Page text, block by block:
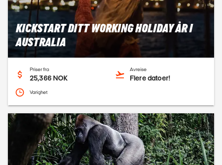
KICKSTART DITT WORKING HOLIDAY ÅR I
AUSTRALIA
Priser fra
25,366 NOK
Varighet
Avreise
Flere datoer!